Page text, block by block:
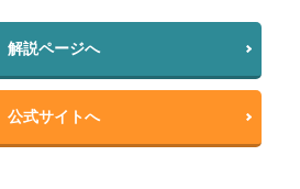
解説ページへ
公式サイトへ